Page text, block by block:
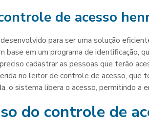
de acesso
para ser uma solução
base em um programa de identificação,
cadastrar as pessoas que terão
no leitor de controle de acesso, que
o sistema libera o acesso, permitindo a
do controle de